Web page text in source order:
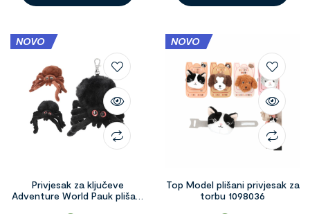
NOVO
Privjesak za ključeve
Adventure World Pauk plišani
NOVO
Top Model plišani privjesak za
torbu 1098036